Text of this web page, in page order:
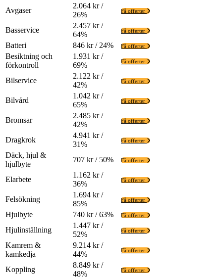
Avgaser
2.064 kr /
26%
Få offerter
Basservice
2.457 kr /
64%
Få offerter
Batteri 846 kr / 24% Få offerter
Besiktning och
förkontroll
1.931 kr /
69%
Få offerter
Bilservice
2.122 kr /
42%
Få offerter
Bilvård
1.042 kr /
65%
Få offerter
Bromsar
2.485 kr /
42%
Få offerter
Dragkrok
4.941 kr /
31%
Få offerter
Däck, hjul &
hjulbyte
707 kr / 50% Få offerter
Elarbete
1.162 kr /
36%
Få offerter
Felsökning
1.694 kr /
85%
Få offerter
Hjulbyte 740 kr / 63% Få offerter
Hjulinställning
1.447 kr /
52%
Få offerter
Kamrem &
kamkedja
9.214 kr /
44%
Få offerter
Koppling
8.849 kr /
48%
Få offerter